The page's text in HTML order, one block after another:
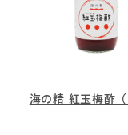
海の精 紅玉梅酢（